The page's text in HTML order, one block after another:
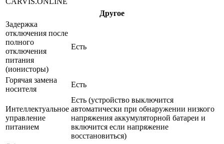
Другое
Задержка
отключения после
полного
отключения
питания
(ионисторы)
Есть
Горячая замена
носителя
Есть
Интеллектуальное
управление
питанием
Есть (устройство выключится
автоматически при обнаружении низкого
напряжения аккумуляторной батареи и
включится если напряжение
восстановиться)